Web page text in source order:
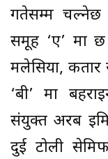
गतेसम्म चल्नेछ
समूह ‘ए’ मा
मलेसिया, कतार
‘बी’ मा
संयुक्त अरब
दुई टोली